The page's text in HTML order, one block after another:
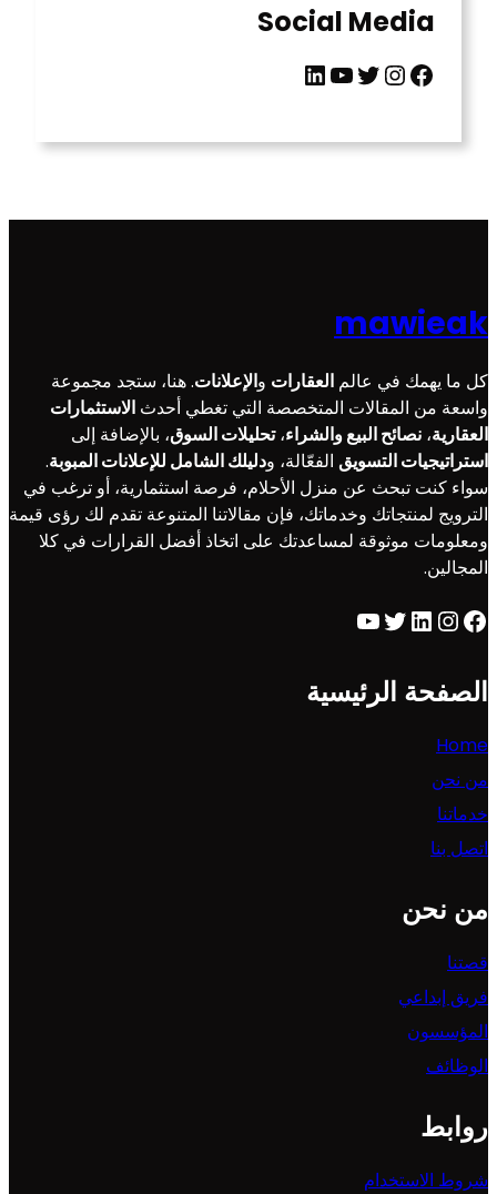
Social Media
Facebook
Instagram
Twitter
YouTube
LinkedIn
mawieak
كل ما يهمك في عالم العقارات والإعلانات. هنا، ستجد مجموعة
واسعة من المقالات المتخصصة التي تغطي أحدث الاستثمارات
العقارية، نصائح البيع والشراء،تحليلات السوق، بالإضافة إلى
استراتيجيات التسويق الفعّالة، ودليلك الشامل للإعلانات المبوبة.
سواء كنت تبحث عن منزل الأحلام، فرصة استثمارية، أو ترغب في
الترويج لمنتجاتك وخدماتك، فإن مقالاتنا المتنوعة تقدم لك رؤى قيمة
ومعلومات موثوقة لمساعدتك على اتخاذ أفضل القرارات في كلا
المجالين.
Facebook
Instagram
LinkedIn
Twitter
YouTube
الصفحة الرئيسية
Home
من نحن
خدماتنا
اتصل بنا
من نحن
قصتنا
فريق إبداعي
المؤسسون
الوظائف
روابط
شروط الاستخدام